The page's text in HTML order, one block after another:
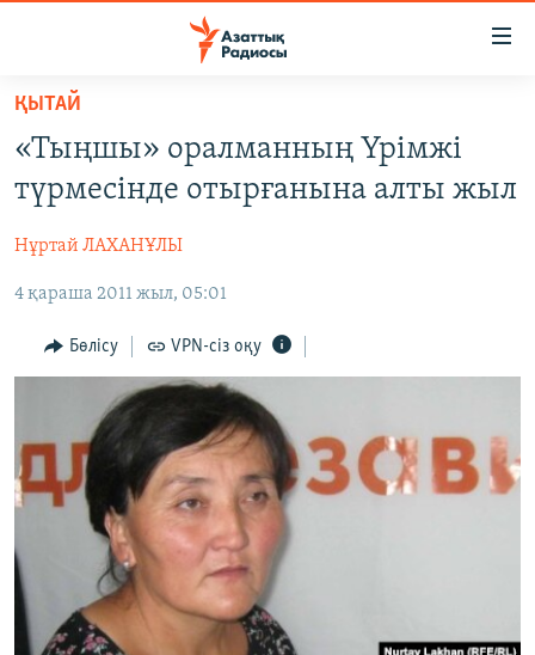
Skip
main
content
Skip
to
Navigation
САЯСАТ
AZATTYQTV
ҚАҢТАР ОҚИҒАСЫ
АДАМ ҚҰҚЫҚТАРЫ
ӘЛЕУМЕТ
АРНАЙЫ ЖОБАЛАР
Русский
ЖАЗЫЛЫҢЫЗ
ҚЫТАЙ
«Тыңшы» оралманның Үрімжі
түрмесінде отырғанына алты жыл
Нұртай ЛАХАНҰЛЫ
4 қараша 2011 жыл, 05:01
Бөлісу VPN-сіз оқу